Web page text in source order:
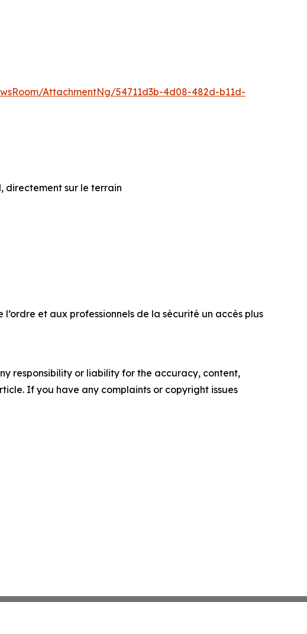
AttachmentNg/54711d3b-4d08-482d-b11d-
directement sur le terrain
et aux professionnels de la sécurité un accès plus
responsibility or liability for the accuracy, content,
If you have any complaints or copyright issues